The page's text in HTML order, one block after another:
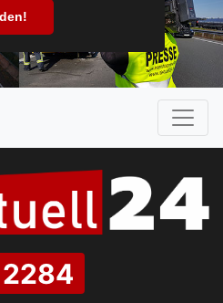
2284